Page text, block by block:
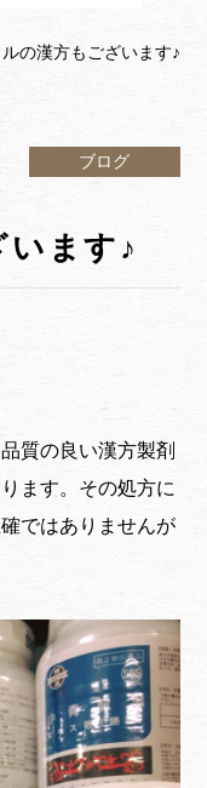
の漢方もございます♪
ブログ
ます♪
質の良い漢方製剤
ます。その処方に
ではありませんが